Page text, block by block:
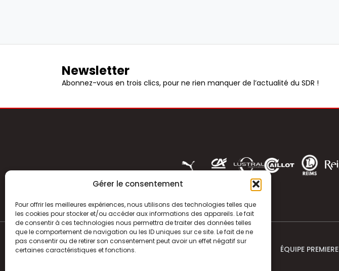
Gérer le consentement
Pour offrir les meilleures expériences, nous utilisons des technologies telles que
les cookies pour stocker et/ou accéder aux informations des appareils. Le fait
de consentir à ces technologies nous permettra de traiter des données telles
que le comportement de navigation ou les ID uniques sur ce site. Le fait de ne
pas consentir ou de retirer son consentement peut avoir un effet négatif sur
certaines caractéristiques et fonctions.
Newsletter
Abonnez-vous en trois clics, pour ne rien manquer de l’actualité du SDR !
ÉQUIPE PREMIERE